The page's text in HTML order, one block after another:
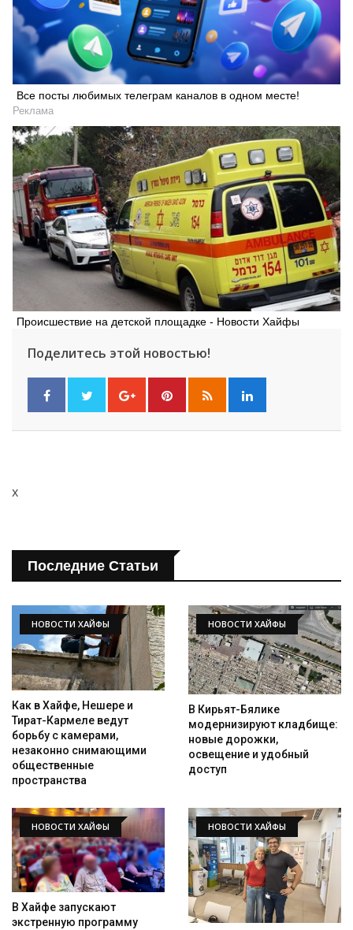
Все посты любимых телеграм каналов в одном месте!
Реклама
Происшествие на детской площадке - Новости Хайфы
Поделитесь этой новостью!
x
Последние Статьи
НОВОСТИ ХАЙФЫ
Как в Хайфе, Нешере и
Тират-Кармеле ведут
борьбу с камерами,
незаконно снимающими
общественные
пространства
НОВОСТИ ХАЙФЫ
В Кирьят-Бялике
модернизируют кладбище:
новые дорожки,
освещение и удобный
доступ
НОВОСТИ ХАЙФЫ
В Хайфе запускают
экстренную программу
НОВОСТИ ХАЙФЫ